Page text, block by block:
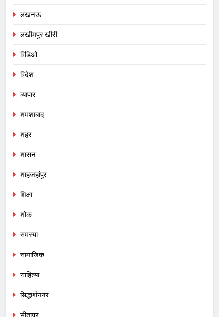
लखनऊ
लखीमपुर खीरी
विडिओ
विदेश
व्यापार
शमशाबाद
शहर
शासन
शाहजहांपुर
शिक्षा
शोक
समस्या
सामाजिक
साहित्या
सिद्धार्थनगर
सीतापुर